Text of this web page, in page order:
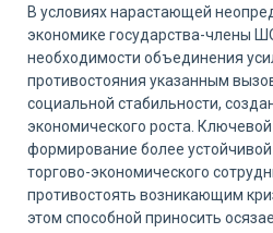
В условиях нарастающей
экономике государства-члены
необходимости объединения
противостояния указанным
социальной стабильности,
экономического роста.
формирование более
торгово-экономического
противостоять возникающим
этом способной приносить